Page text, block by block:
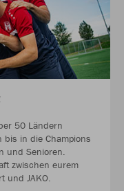
50 Ländern
bis in die Champions
und Senioren.
zwischen eurem
und JAKO.